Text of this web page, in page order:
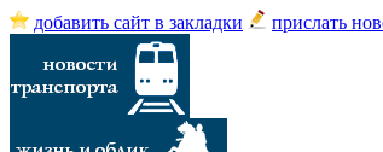
добавить сайт в закладки прислать